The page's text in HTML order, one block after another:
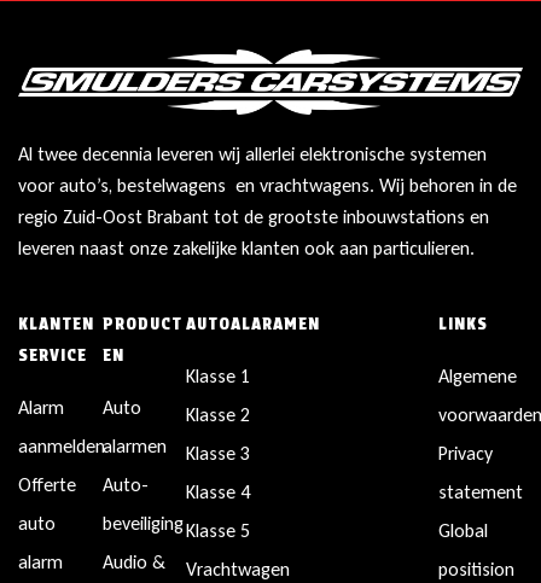
Al twee decennia leveren wij allerlei elektronische systemen
voor auto’s, bestelwagens en vrachtwagens. Wij behoren in de
regio Zuid-Oost Brabant tot de grootste inbouwstations en
leveren naast onze zakelijke klanten ook aan particulieren.
KLANTEN
SERVICE
Alarm
aanmelden
Offerte
auto
alarm
PRODUCT
EN
Auto
alarmen
Auto-
beveiliging
Audio &
AUTOALARAMEN
Klasse 1
Klasse 2
Klasse 3
Klasse 4
Klasse 5
Vrachtwagen
LINKS
Algemene
Privacy
statement
Global
positision